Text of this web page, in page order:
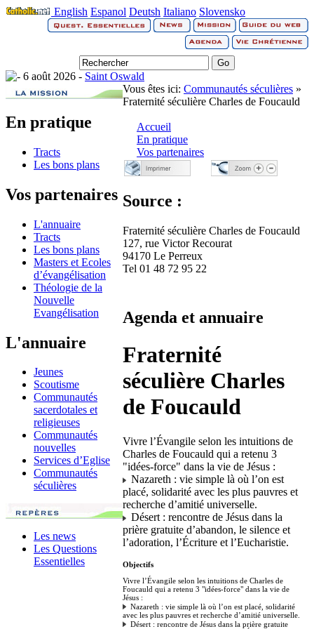
English Espanol Deutsh Italiano Slovensko
6 août 2026 - Saint Oswald
En pratique
Tracts
Les bons plans
Vos partenaires
L'annuaire
Tracts
Les bons plans
Masters et Ecoles
d’évangélisation
Théologie de la
Nouvelle
Evangélisation
L'annuaire
Jeunes
Scoutisme
Communautés
sacerdotales et
religieuses
Communautés
nouvelles
Services d’Eglise
Communautés
séculières
Les news
Les Questions
Essentielles
Vous êtes ici: Communautés séculières »
Fraternité séculière Charles de Foucauld
Accueil
En pratique
Vos partenaires
Source :
Fraternité séculière Charles de Foucauld
127, rue Victor Recourat
94170 Le Perreux
Tel 01 48 72 95 22
Agenda et annuaire
Fraternité
séculière Charles
de Foucauld
Vivre l’Évangile selon les intuitions de
Charles de Foucauld qui a retenu 3
"idées-force" dans la vie de Jésus :
Nazareth : vie simple là où l’on est
placé, solidarité avec les plus pauvres et
recherche d’amitié universelle.
Désert : rencontre de Jésus dans la
prière gratuite d’abandon, le silence et
l’adoration, l’Écriture et l’Eucharistie.
Objectifs
Vivre l’Évangile selon les intuitions de Charles de
Foucauld qui a retenu 3 "idées-force" dans la vie de
Jésus :
Nazareth : vie simple là où l’on est placé, solidarité
avec les plus pauvres et recherche d’amitié universelle.
Désert : rencontre de Jésus dans la prière gratuite